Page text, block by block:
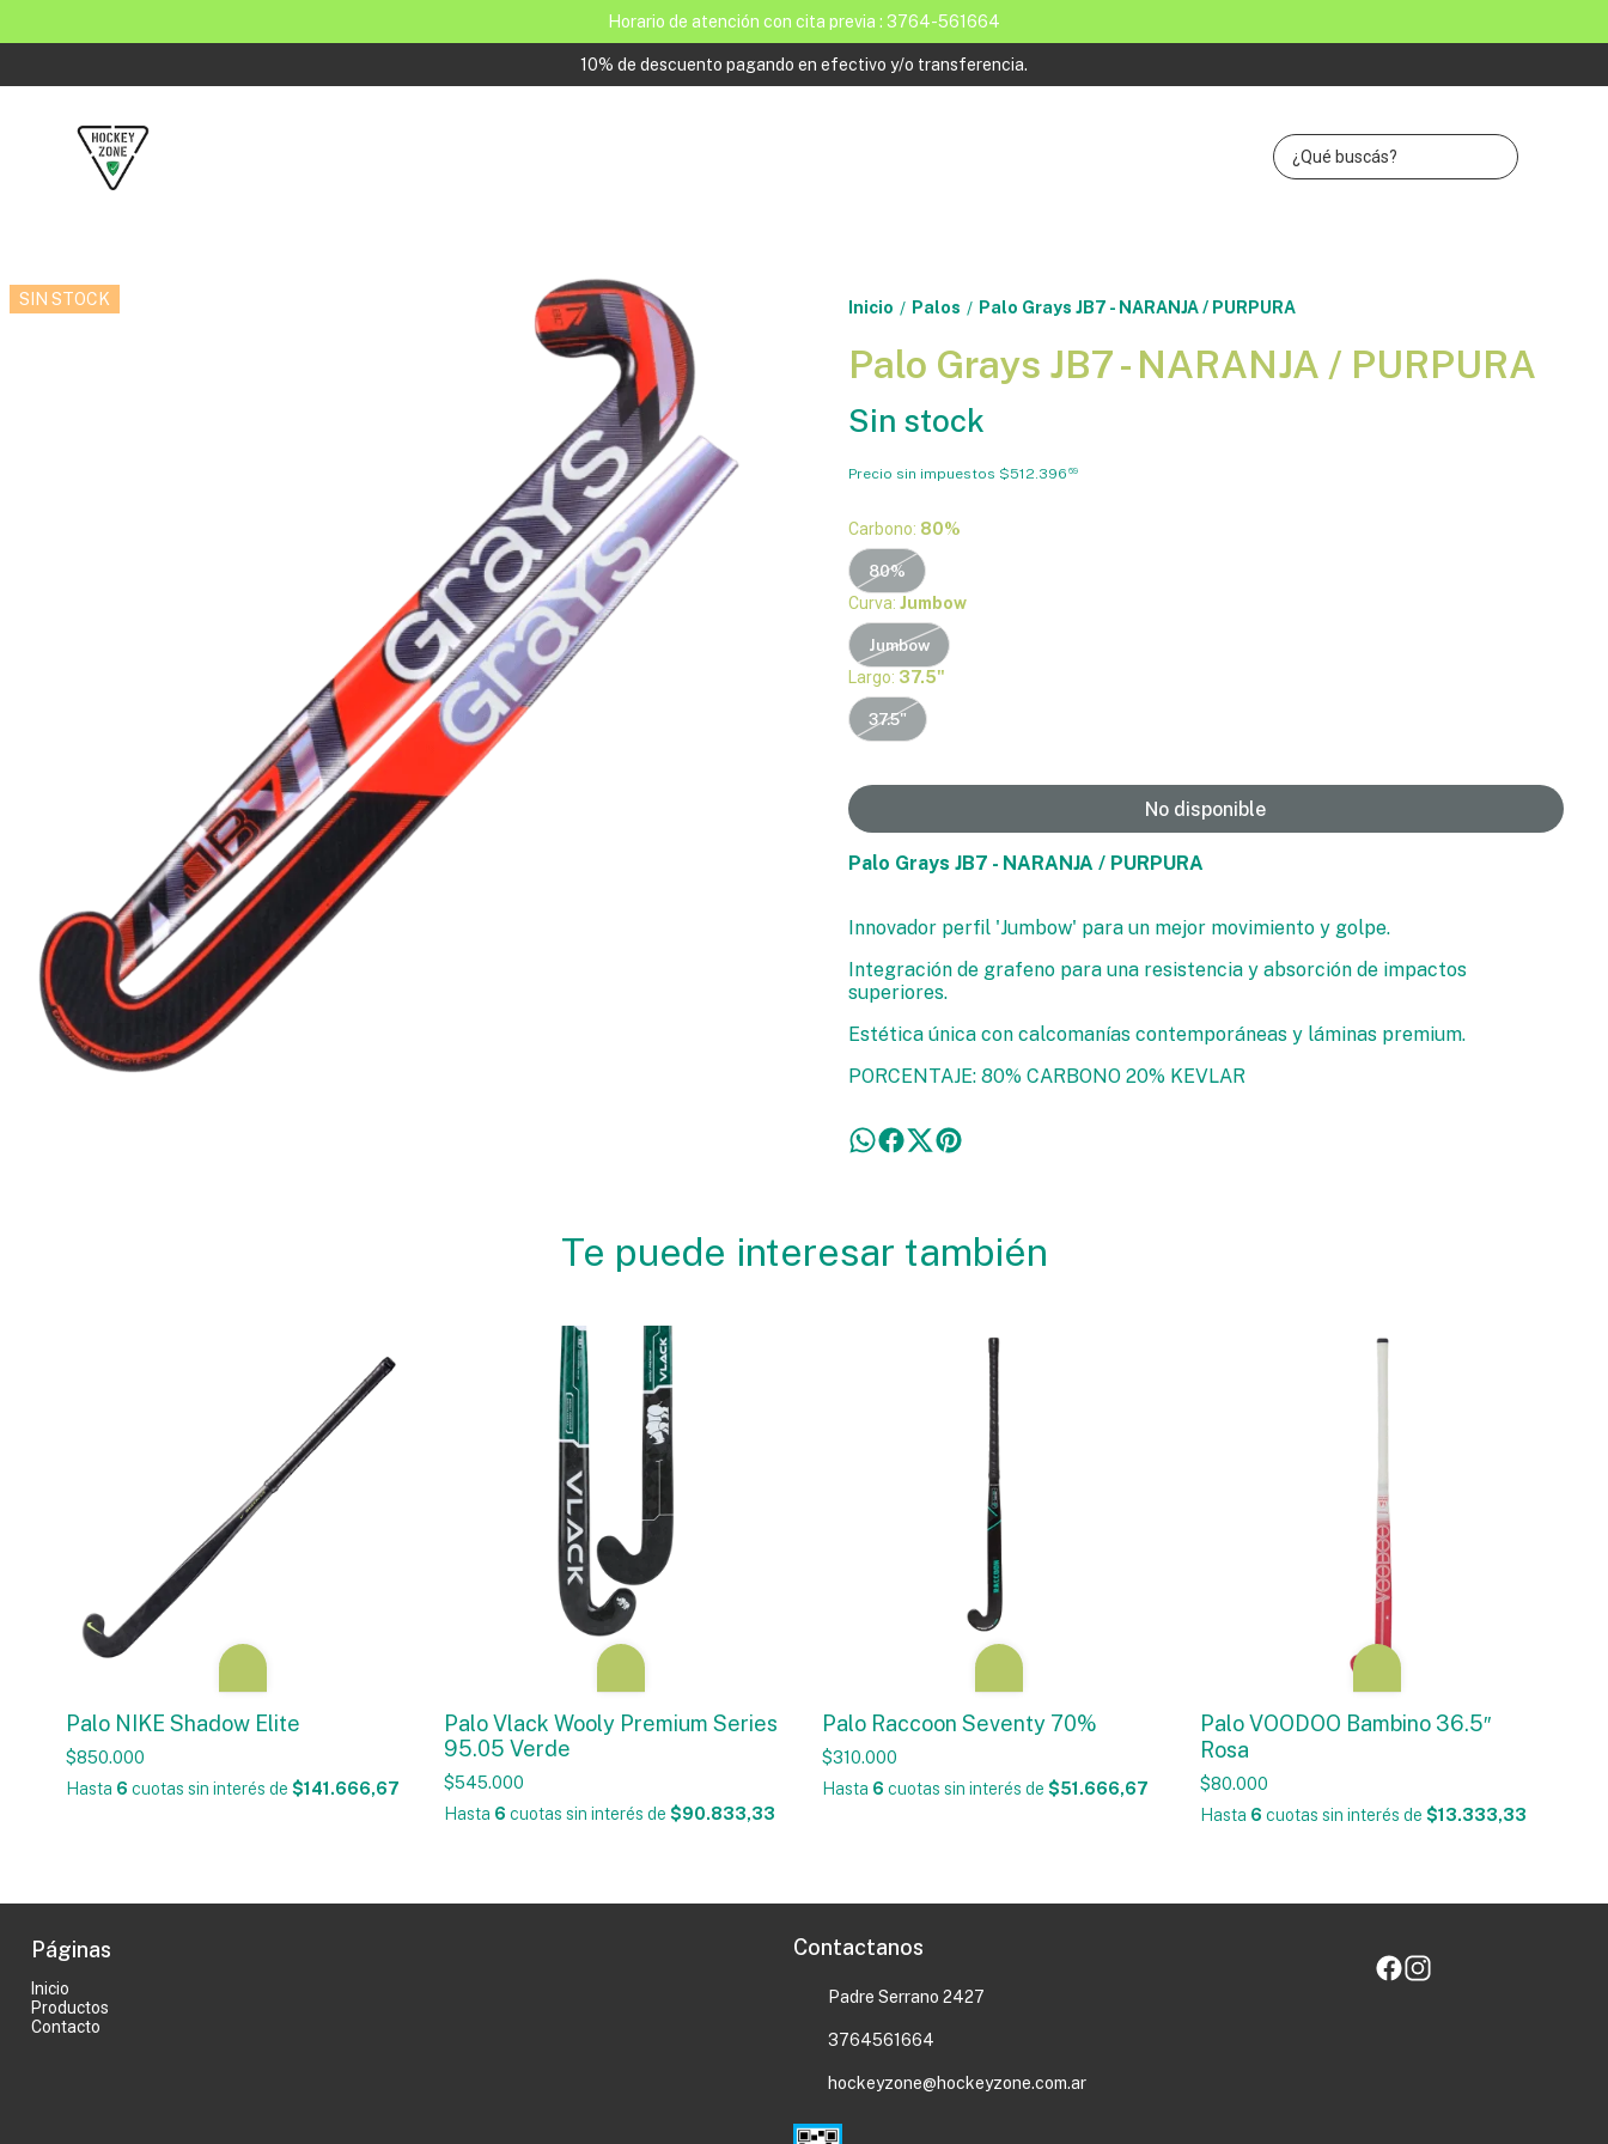
Horario de atención con cita previa : 3764-561664
10% de descuento pagando en efectivo y/o transferencia.
SIN STOCK Inicio / Palos / Palo Grays JB7 - NARANJA / PURPURA
Palo Grays JB7 - NARANJA / PURPURA
Sin stock
Precio sin impuestos $512.396 69
Carbono: 80%
80%
Curva: Jumbow
Jumbow
Largo: 37.5"
37.5"
No disponible
Palo Grays JB7 - NARANJA / PURPURA
Innovador perfil 'Jumbow' para un mejor movimiento y golpe.
Integración de grafeno para una resistencia y absorción de impactos
superiores.
Estética única con calcomanías contemporáneas y láminas premium.
PORCENTAJE: 80% CARBONO 20% KEVLAR
Te puede interesar también
Palo NIKE Shadow Elite
$850.000
Hasta 6 cuotas sin interés de $141.666,67
Palo Vlack Wooly Premium Series
95.05 Verde
$545.000
Hasta 6 cuotas sin interés de $90.833,33
Palo Raccoon Seventy 70%
$310.000
Hasta 6 cuotas sin interés de $51.666,67
Palo VOODOO Bambino 36.5″
Rosa
$80.000
Hasta 6 cuotas sin interés de $13.333,33
Páginas
Inicio
Productos
Contacto
Contactanos
Padre Serrano 2427
3764561664
hockeyzone@hockeyzone.com.ar